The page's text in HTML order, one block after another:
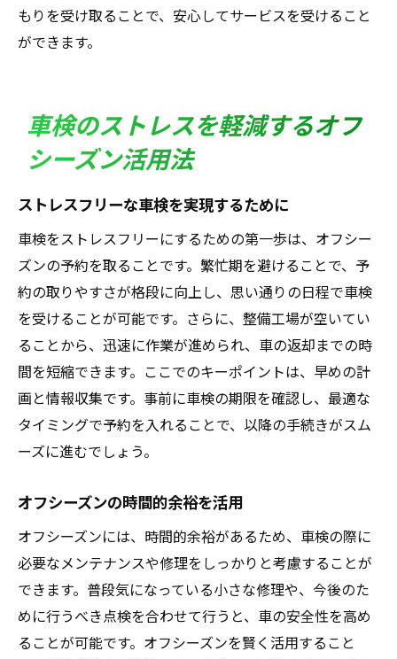
もりを受け取ることで、安心してサービスを受けること
ができます。
車検のストレスを軽減するオフ
シーズン活用法
ストレスフリーな車検を実現するために
車検をストレスフリーにするための第一歩は、オフシー
ズンの予約を取ることです。繁忙期を避けることで、予
約の取りやすさが格段に向上し、思い通りの日程で車検
を受けることが可能です。さらに、整備工場が空いてい
ることから、迅速に作業が進められ、車の返却までの時
間を短縮できます。ここでのキーポイントは、早めの計
画と情報収集です。事前に車検の期限を確認し、最適な
タイミングで予約を入れることで、以降の手続きがスム
ーズに進むでしょう。
オフシーズンの時間的余裕を活用
オフシーズンには、時間的余裕があるため、車検の際に
必要なメンテナンスや修理をしっかりと考慮することが
できます。普段気になっている小さな修理や、今後のた
めに行うべき点検を合わせて行うと、車の安全性を高め
ることが可能です。オフシーズンを賢く活用すること